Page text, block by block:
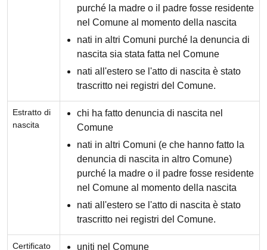
purché la madre o il padre fosse residente
nel Comune al momento della nascita
nati in altri Comuni purché la denuncia di
nascita sia stata fatta nel Comune
nati all'estero se l'atto di nascita è stato
trascritto nei registri del Comune.
Estratto di
nascita
chi ha fatto denuncia di nascita nel
Comune
nati in altri Comuni (e che hanno fatto la
denuncia di nascita in altro Comune)
purché la madre o il padre fosse residente
nel Comune al momento della nascita
nati all'estero se l'atto di nascita è stato
trascritto nei registri del Comune.
Certificato
uniti nel Comune